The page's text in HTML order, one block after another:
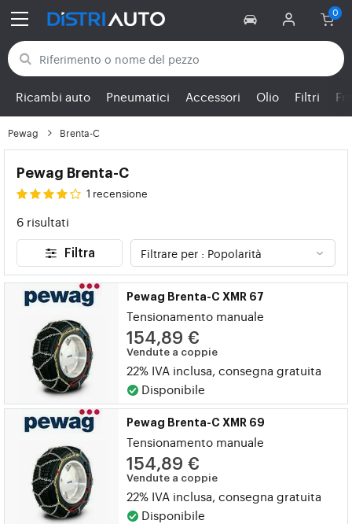
Torna alle categorie
Ricambi auto Pneumatici Accessori Olio Filtri
Pewag Brenta-C
Pewag Brenta-C
1 recensione
6 risultati
Filtra
Pewag Brenta-C XMR 67
Tensionamento manuale
154,89 €
Vendute a coppie
22% IVA inclusa, consegna gratuita
Disponibile
Pewag Brenta-C XMR 69
Tensionamento manuale
154,89 €
Vendute a coppie
22% IVA inclusa, consegna gratuita
Disponibile